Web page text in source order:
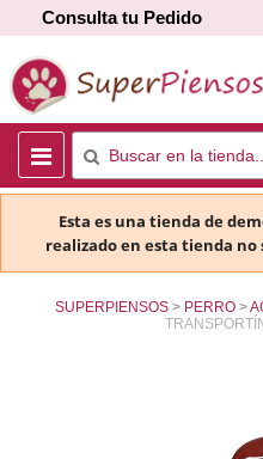
Consulta tu Pedido
Esta es una tienda de
realizado en esta tienda
SUPERPIENSOS PERRO